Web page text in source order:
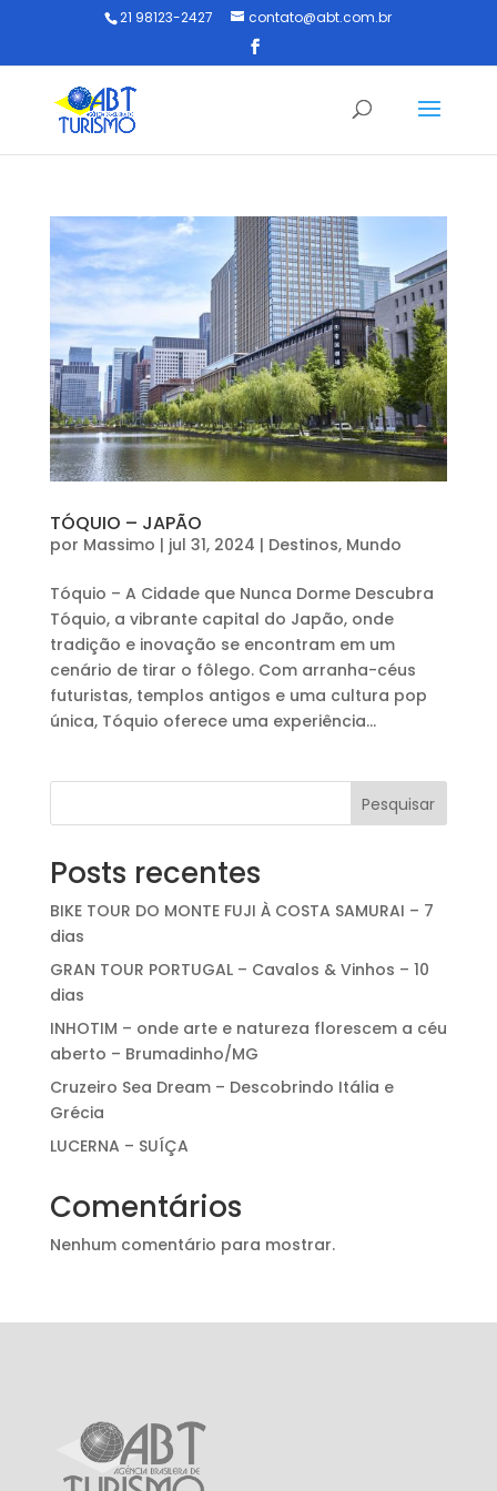
21 98123-2427 contato@abt.com.br
TÓQUIO – JAPÃO
por Massimo | jul 31, 2024 | Destinos, Mundo
Tóquio – A Cidade que Nunca Dorme Descubra
Tóquio, a vibrante capital do Japão, onde
tradição e inovação se encontram em um
cenário de tirar o fôlego. Com arranha-céus
futuristas, templos antigos e uma cultura pop
única, Tóquio oferece uma experiência...
Pesquisar
Posts recentes
BIKE TOUR DO MONTE FUJI À COSTA SAMURAI – 7
dias
GRAN TOUR PORTUGAL – Cavalos & Vinhos – 10
dias
INHOTIM – onde arte e natureza florescem a céu
aberto – Brumadinho/MG
Cruzeiro Sea Dream – Descobrindo Itália e
Grécia
LUCERNA – SUÍÇA
Comentários
Nenhum comentário para mostrar.